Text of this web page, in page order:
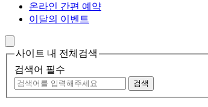
온라인 간편 예약
이달의 이벤트
사이트 내 전체검색
검색어 필수
검색